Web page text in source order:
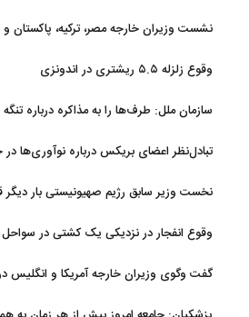
نشست وزیران خارجه مصر، ترکیه، پاکستان
وقوع زلزله ۵.۵ ریشتری در اندونزی
سازمان ملل: طرف‌ها را به مذاکره درباره
تبادل‌نظر اعضای بریکس درباره نوآوری‌ها
نخست وزیر سابق رژیم صهیونیستی بار
وقوع انفجار در نزدیکی یک کشتی در
گفت وگوی وزیران خارجه آمریکا و انگلیس